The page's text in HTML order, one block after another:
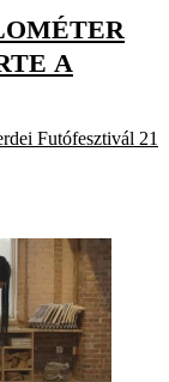
A
Futófesztivál 21